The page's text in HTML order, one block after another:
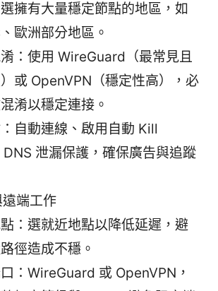
擁有大量穩定節點的地區，如
歐洲部分地區。
：使用 WireGuard（最常見且
或 OpenVPN（穩定性高），必
淆以穩定連接。
自動連線、啟用自動 Kill
泄漏保護，確保廣告與追蹤
端工作
：選就近地點以降低延遲，避
徑造成不穩。
：WireGuard 或 OpenVPN，